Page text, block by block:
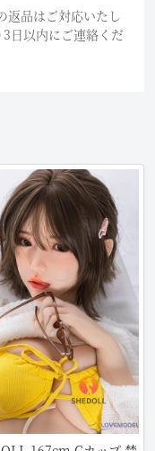
返品はご対応いたし
日以内にご連絡くだ